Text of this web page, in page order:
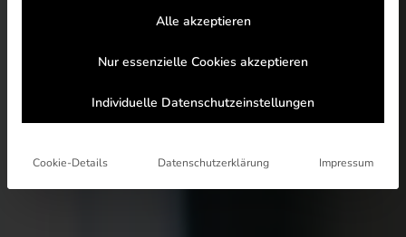
Alle akzeptieren
Nur essenzielle Cookies akzeptieren
Individuelle Datenschutzeinstellungen
Cookie-Details Datenschutzerklärung Impressum